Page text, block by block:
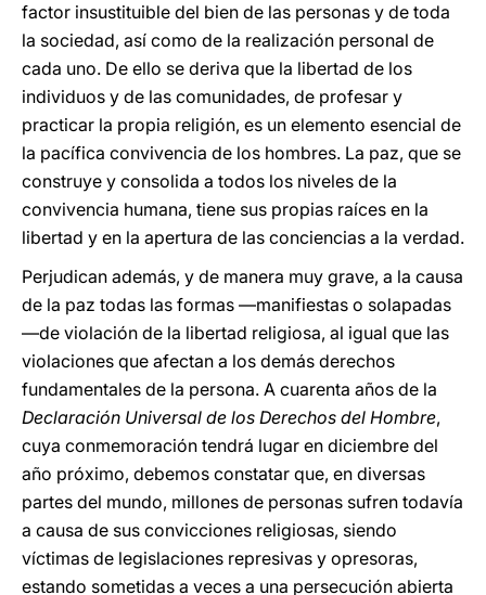
factor insustituible del bien de las personas y de toda
la sociedad, así como de la realización personal de
cada uno. De ello se deriva que la libertad de los
individuos y de las comunidades, de profesar y
practicar la propia religión, es un elemento esencial de
la pacífica convivencia de los hombres. La paz, que se
construye y consolida a todos los niveles de la
convivencia humana, tiene sus propias raíces en la
libertad y en la apertura de las conciencias a la verdad.
Perjudican además, y de manera muy grave, a la causa
de la paz todas las formas —manifiestas o solapadas
—de violación de la libertad religiosa, al igual que las
violaciones que afectan a los demás derechos
fundamentales de la persona. A cuarenta años de la
Declaración Universal de los Derechos del Hombre,
cuya conmemoración tendrá lugar en diciembre del
año próximo, debemos constatar que, en diversas
partes del mundo, millones de personas sufren todavía
a causa de sus convicciones religiosas, siendo
víctimas de legislaciones represivas y opresoras,
estando sometidas a veces a una persecución abierta